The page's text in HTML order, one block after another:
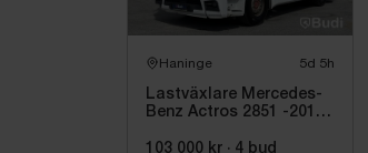
Haninge 5d 5h
Lastväxlare Mercedes-
Benz Actros 2851 -2018 |
103 000 kr · 4 bud